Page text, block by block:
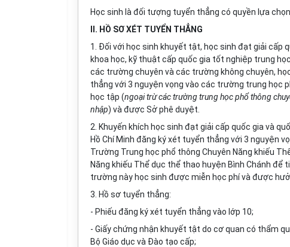
Học sinh là đối tượng tuyển thẳng có quyền lựa chọn
II. HỒ SƠ XÉT TUYỂN THẲNG
1. Đối với học sinh khuyết tật, học sinh đạt giải cấp
khoa học, kỹ thuật cấp quốc gia tốt nghiệp trung
các trường chuyên và các trường không chuyên,
thẳng với 3 nguyện vọng vào các trường trung học
học tập (ngoại trừ các trường trung học phổ thông
nhập) và được Sở phê duyệt.
2. Khuyến khích học sinh đạt giải cấp quốc gia và
Hồ Chí Minh đăng ký xét tuyển thẳng với 3 nguyện
Trường Trung học phổ thông Chuyên Năng khiếu
Năng khiếu Thể dục thể thao huyện Bình Chánh
trường này học sinh được miễn học phí và được
3. Hồ sơ tuyển thẳng:
- Phiếu đăng ký xét tuyển thẳng vào l ớp 10;
- Giấy chứng nhận khuyết tật do cơ quan có thẩm
Bộ Giáo dục và Đào tạo cấp;